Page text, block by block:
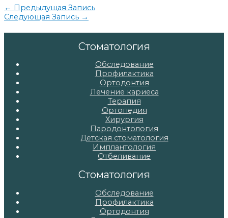
Навигация
по
← Предыдущая Запись
Следующая Запись →
Стоматология
Обследование
Профилактика
Ортодонтия
Лечение кариеса
Терапия
Ортопедия
Хирургия
Пародонтология
Детская стоматология
Имплантология
Отбеливание
Стоматология
Обследование
Профилактика
Ортодонтия